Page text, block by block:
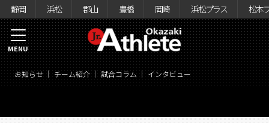
静岡 浜松 郡山 豊橋 岡崎 浜松プラス 松本
お知らせ チーム紹介 試合コラム インタビュー
MENU